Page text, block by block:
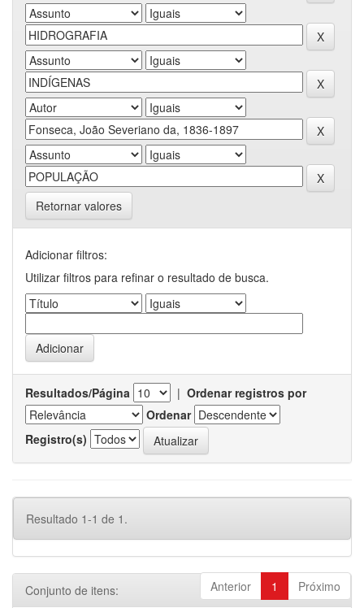
Retornar valores
Adicionar filtros:
Utilizar filtros para refinar o resultado de busca.
Resultados/Página | Ordenar registros por
Ordenar
Registro(s)
Resultado 1-1 de 1.
Anterior 1 Próximo
Conjunto de itens: